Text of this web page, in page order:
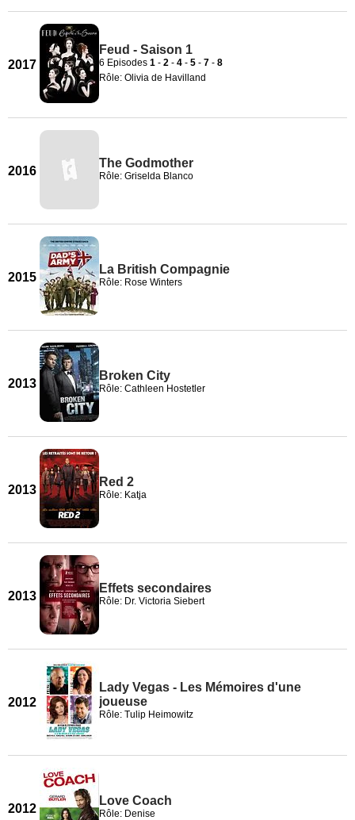
2017
Feud - Saison 1
6 Episodes 1 - 2 - 4 - 5 - 7 - 8
Rôle: Olivia de Havilland
2016
The Godmother
Rôle: Griselda Blanco
2015
La British Compagnie
Rôle: Rose Winters
2013
Broken City
Rôle: Cathleen Hostetler
2013
Red 2
Rôle: Katja
2013
Effets secondaires
Rôle: Dr. Victoria Siebert
2012
Lady Vegas - Les Mémoires d'une
joueuse
Rôle: Tulip Heimowitz
2012
Love Coach
Rôle: Denise